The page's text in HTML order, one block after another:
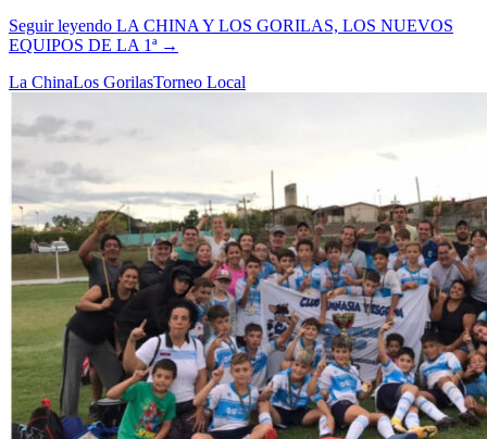
Seguir leyendo LA CHINA Y LOS GORILAS, LOS NUEVOS
EQUIPOS DE LA 1ª →
La ChinaLos GorilasTorneo Local